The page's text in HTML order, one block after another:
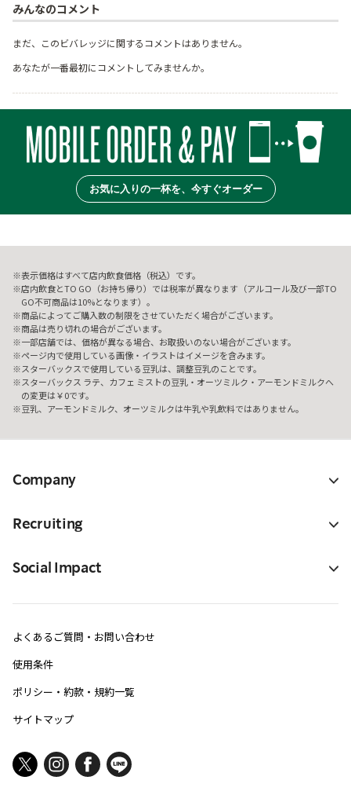
みんなのコメント
まだ、このビバレッジに関するコメントはありません。
あなたが一番最初にコメントしてみませんか。
お気に入りの一杯を、今すぐオーダー
表示価格はすべて店内飲食価格（税込）です。
店内飲食とTO GO（お持ち帰り）では税率が異なります（アルコール及び一部TO
GO不可商品は10%となります）。
商品によってご購入数の制限をさせていただく場合がございます。
商品は売り切れの場合がございます。
一部店舗では、価格が異なる場合、お取扱いのない場合がございます。
ページ内で使用している画像・イラストはイメージを含みます。
スターバックスで使用している豆乳は、調整豆乳のことです。
スターバックス ラテ、カフェ ミストの豆乳・オーツミルク・アーモンドミルクへ
の変更は￥0です。
豆乳、アーモンドミルク、オーツミルクは牛乳や乳飲料ではありません。
Company
Recruiting
Social Impact
よくあるご質問・お問い合わせ
使用条件
ポリシー・約款・規約一覧
サイトマップ